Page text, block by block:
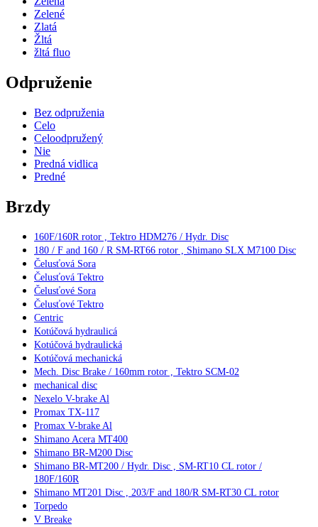
Zelené
Zlatá
Žltá
žltá fluo
Odpruženie
Bez odpruženia
Celo
Celoodpružený
Nie
Predná vidlica
Predné
Brzdy
160F/160R rotor , Tektro HDM276 / Hydr. Disc
180 / F and 160 / R SM-RT66 rotor , Shimano SLX M7100 Disc
Čelusťová Sora
Čelusťová Tektro
Čelusťové Sora
Čelusťové Tektro
Centric
Kotúčová hydraulicá
Kotúčová hydraulická
Kotúčová mechanická
Mech. Disc Brake / 160mm rotor , Tektro SCM-02
mechanical disc
Nexelo V-brake Al
Promax TX-117
Promax V-brake Al
Shimano Acera MT400
Shimano BR-M200 Disc
Shimano BR-MT200 / Hydr. Disc , SM-RT10 CL rotor /
180F/160R
Shimano MT201 Disc , 203/F and 180/R SM-RT30 CL rotor
Torpedo
V Breake